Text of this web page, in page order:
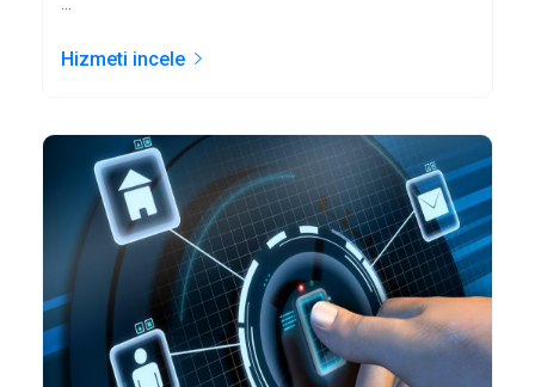
Hizmeti incele